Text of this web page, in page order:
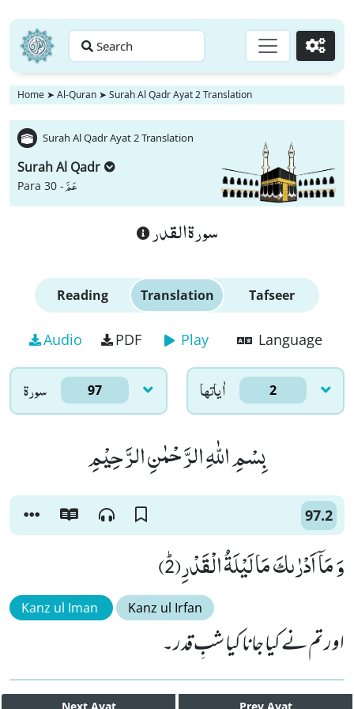
Search Go
Home ➤ Al-Quran ➤ Surah Al Qadr Ayat 2 Translation
Surah Al Qadr Ayat 2 Translation
Surah Al Qadr
Para 30 -عَمَّ
سورة القدر
Reading Translation Tafseer
Audio PDF Play Language
سورۃ 97 اٰياتها 2
بِسْمِ اللّٰهِ الرَّحْمٰنِ الرَّحِیْمِ
97.2
وَ مَاۤ اَدْرٰىكَ مَا لَیْلَةُ الْقَدْرِﭤ(2)
Kanz ul Iman Kanz ul Irfan
اور تم نے کیا جانا کیا شبِ قدر۔